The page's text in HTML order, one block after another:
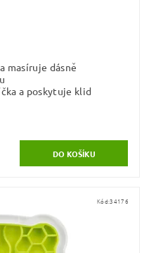
masíruje dásně
a poskytuje klid
Kód:34176